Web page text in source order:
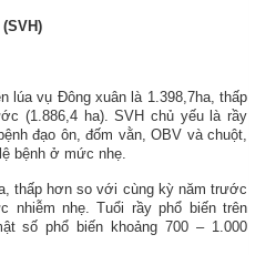
lúa vụ Đông xuân là 1.398,7ha, thấp
(1.886,4 ha). SVH chủ yếu là rầy
đạo ôn, đốm vằn, OBV và chuột,
bệnh ở mức nhẹ.
thấp hơn so với cùng kỳ năm trước
nhiễm nhẹ. Tuổi rầy phổ biến trên
số phổ biến khoảng 700 – 1.000